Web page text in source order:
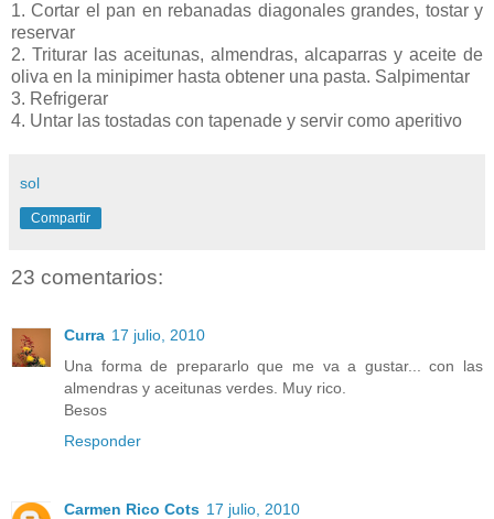
1. Cortar el pan en rebanadas diagonales grandes, tostar y
reservar
2. Triturar las aceitunas, almendras, alcaparras y aceite de
oliva en la minipimer hasta obtener una pasta. Salpimentar
3. Refrigerar
4. Untar las tostadas con tapenade y servir como aperitivo
sol
Compartir
23 comentarios:
Curra 17 julio, 2010
Una forma de prepararlo que me va a gustar... con las
almendras y aceitunas verdes. Muy rico.
Besos
Responder
Carmen Rico Cots 17 julio, 2010